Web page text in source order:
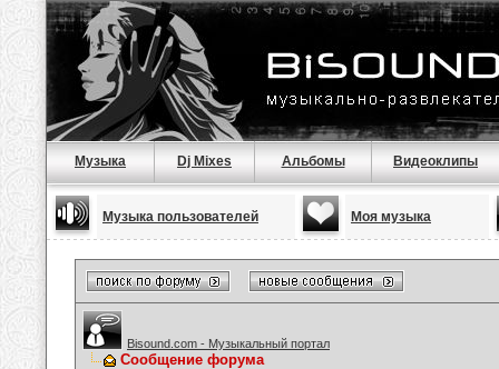
Музыка Dj Mixes Альбомы Видеоклипы
Музыка пользователей Моя музыка
Bisound.com - Музыкальный портал
Сообщение форума